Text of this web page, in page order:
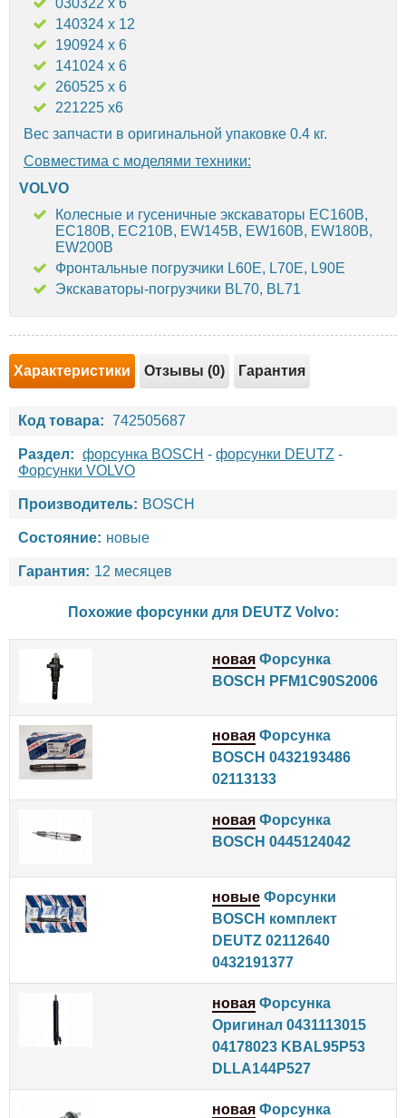
140324 x 12
190924 x 6
141024 x 6
260525 x 6
221225 x6
Вес запчасти в оригинальной упаковке 0.4 кг.
Совместима с моделями техники:
VOLVO
Колесные и гусеничные экскаваторы EC160B,
EC180B, EC210B, EW145B, EW160B, EW180B,
EW200B
Фронтальные погрузчики L60E, L70E, L90E
Экскаваторы-погрузчики BL70, BL71
Характеристики Отзывы (0) Гарантия
Код товара: 742505687
Раздел: форсунка BOSCH - форсунки DEUTZ -
Форсунки VOLVO
Производитель: BOSCH
Состояние: новые
Гарантия: 12 месяцев
Похожие форсунки для DEUTZ Volvo:
новая Форсунка
BOSCH PFM1C90S2006
новая Форсунка
BOSCH 0432193486
02113133
новая Форсунка
BOSCH 0445124042
новые Форсунки
BOSCH комплект
DEUTZ 02112640
0432191377
новая Форсунка
Оригинал 0431113015
04178023 KBAL95P53
DLLA144P527
новая Форсунка